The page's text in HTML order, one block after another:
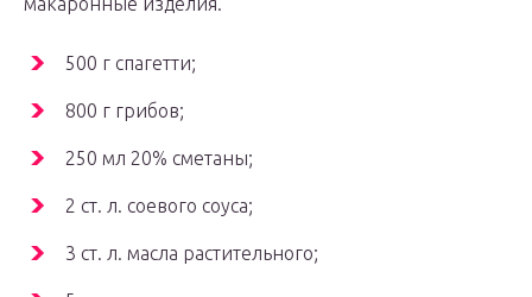
500 г спагетти;
800 г грибов;
250 мл 20% сметаны;
2 ст. л. соевого соуса;
3 ст. л. масла растительного;